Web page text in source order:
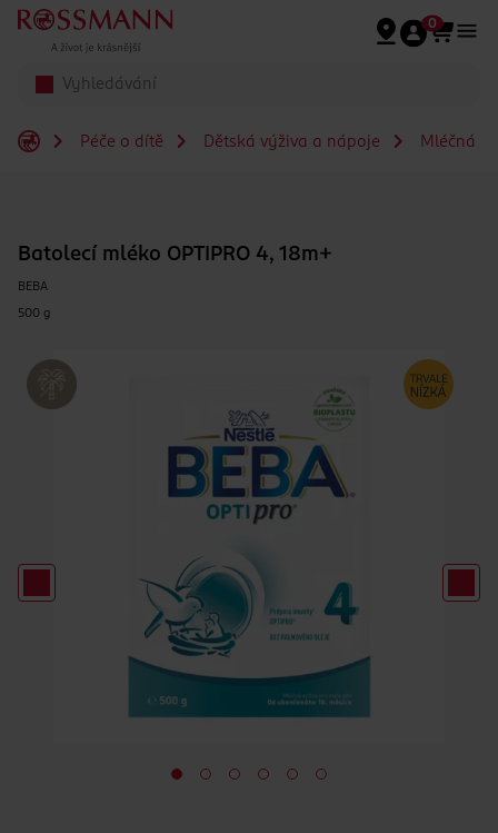
Přeskočit na hlavmní obsah
0
Péče o dítě Dětská výživa a nápoje Mléčná a
Batolecí mléko OPTIPRO 4, 18m+
BEBA
500 g